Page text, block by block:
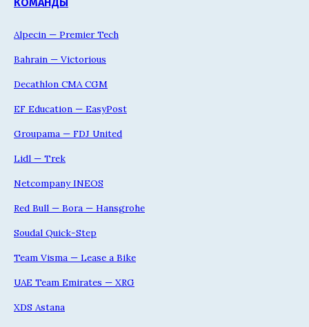
Alpecin — Premier Tech
Bahrain — Victorious
Decathlon CMA CGM
EF Education — EasyPost
Groupama — FDJ United
Lidl — Trek
Netcompany INEOS
Red Bull — Bora — Hansgrohe
Soudal Quick-Step
Team Visma — Lease a Bike
UAE Team Emirates — XRG
XDS Astana